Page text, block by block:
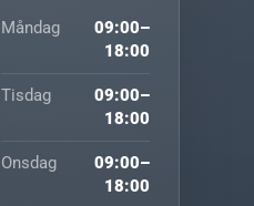
Måndag
09:00–
18:00
Tisdag
09:00–
18:00
Onsdag
09:00–
18:00